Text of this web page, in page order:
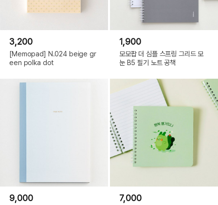
3,200
[Memopad] N.024 beige gr
een polka dot
1,900
모모팝 더 심플 스프링 그리드 모
눈 B5 필기 노트 공책
9,000 7,000